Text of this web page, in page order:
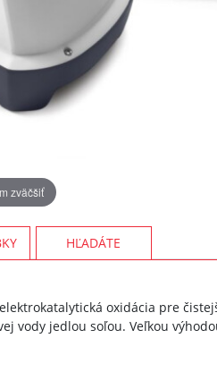
zväčšiť
HĽADÁTE
oxidácia pre
vody jedlou soľou. Veľkou